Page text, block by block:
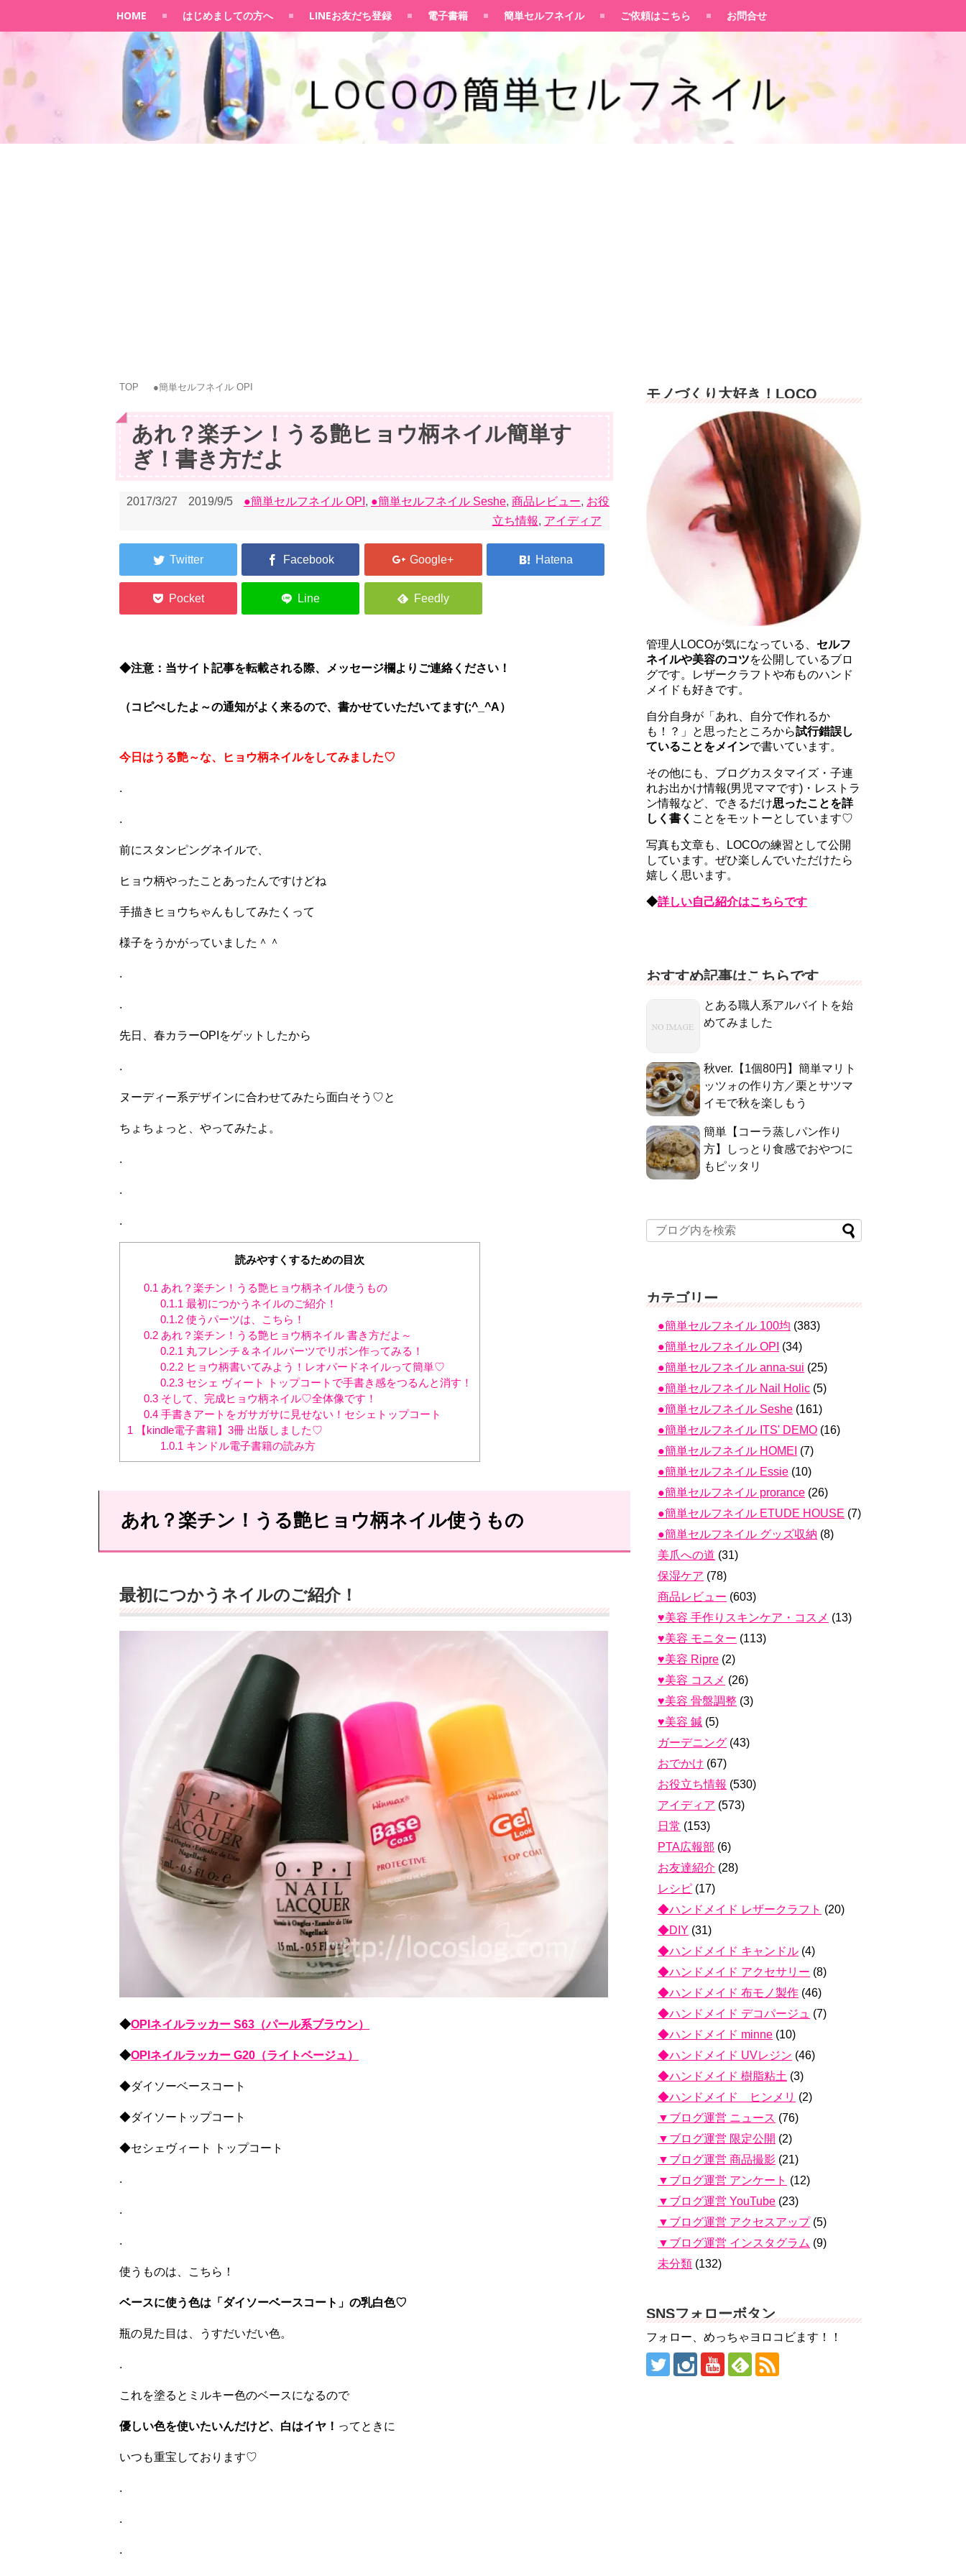
HOME はじめましての方へ LINEお友だち登録 電子書籍 簡単セルフネイル ご依頼はこちら お問合せ
TOP ●簡単セルフネイル OPI
あれ？楽チン！うる艶ヒョウ柄ネイル簡単す
ぎ！書き方だよ
2017/3/27 2019/9/5 ●簡単セルフネイル OPI , ●簡単セルフネイル Seshe, 商品レビュー, お役
立ち情報, アイディア
◆注意：当サイト記事を転載される際、メッセージ欄よりご連絡ください！
（コピぺしたよ～の通知がよく来るので、書かせていただいてます(;^_^A）
今日はうる艶～な、ヒョウ柄ネイルをしてみました♡
.
.
前にスタンピングネイルで、
ヒョウ柄やったことあったんですけどね
手描きヒョウちゃんもしてみたくって
様子をうかがっていました＾＾
.
.
先日、春カラーOPIをゲットしたから
.
ヌーディー系デザインに合わせてみたら面白そう♡と
ちょちょっと、やってみたよ。
.
.
.
読みやすくするための目次
0.1 あれ？楽チン！うる艶ヒョウ柄ネイル使うもの
0.1.1 最初につかうネイルのご紹介！
0.1.2使うパーツは、こちら！
0.2あれ？楽チン！うる艶ヒョウ柄ネイル 書き方だよ～
0.2.1 丸フレンチ＆ネイルパーツでリボン作ってみる！
0.2.2ヒョウ柄書いてみよう！レオパードネイルって簡単♡
0.2.3セシェ ヴィート トップコートで手書き感をつるんと消す！
0.3そして、完成ヒョウ柄ネイル♡全体像です！
0.4手書きアートをガサガサに見せない！セシェトップコート
1 【kindle電子書籍】3冊 出版しました♡
1.0.1 キンドル電子書籍の読み方
あれ？楽チン！うる艶ヒョウ柄ネイル使うもの
最初につかうネイルのご紹介！
◆OPIネイルラッカー S63（パール系ブラウン）
◆OPIネイルラッカー G20（ライトベージュ）
◆ダイソーベースコート
◆ダイソートップコート
◆セシェヴィート トップコート
.
.
.
使うものは、こちら！
ベースに使う色は「ダイソーベースコート」の乳白色♡
瓶の見た目は、うすだいだい色。
.
これを塗るとミルキー色のベースになるので
優しい色を使いたいんだけど、白はイヤ！ ってときに
いつも重宝しております♡
.
.
.
モノづくり大好き！LOCO
管理人LOCOが気になっている、 セルフ
ネイルや美容のコツを公開しているブロ
グです。レザークラフトや布ものハンド
メイドも好きです。
自分自身が「あれ、自分で作れるか
も！？」と思ったところから試行錯誤し
ていることをメインで書いています。
その他にも、ブログカスタマイズ・子連
れお出かけ情報(男児ママです)・レストラ
ン情報など、できるだけ思ったことを詳
しく書く ことをモットーとしています♡
写真も文章も、LOCOの練習として公開
しています。ぜひ楽しんでいただけたら
嬉しく思います。
◆詳しい自己紹介はこちらです
おすすめ記事はこちらです
とある職人系アルバイトを始
めてみました
秋ver.【1個80円】簡単マリト
ッツォの作り方／栗とサツマ
イモで秋を楽しもう
簡単【コーラ蒸しパン作り
方】しっとり食感でおやつに
もピッタリ
カテゴリー
●簡単セルフネイル 100均 (383)
●簡単セルフネイル OPI (34)
●簡単セルフネイル anna-sui (25)
●簡単セルフネイル Nail Holic (5)
●簡単セルフネイル Seshe (161)
●簡単セルフネイル ITS' DEMO (16)
●簡単セルフネイル HOMEI (7)
●簡単セルフネイル Essie (10)
●簡単セルフネイル prorance (26)
●簡単セルフネイル ETUDE HOUSE (7)
●簡単セルフネイル グッズ収納 (8)
美爪への道 (31)
保湿ケア (78)
商品レビュー (603)
♥美容 手作りスキンケア・コスメ (13)
♥美容 モニター (113)
♥美容 Ripre (2)
♥美容 コスメ (26)
♥美容 骨盤調整 (3)
♥美容 鍼 (5)
ガーデニング (43)
おでかけ (67)
お役立ち情報 (530)
アイディア (573)
日常 (153)
PTA広報部 (6)
お友達紹介 (28)
レシピ (17)
◆ハンドメイド レザークラフト (20)
◆DIY (31)
◆ハンドメイド キャンドル (4)
◆ハンドメイド アクセサリー (8)
◆ハンドメイド 布モノ製作 (46)
◆ハンドメイド デコパージュ (7)
◆ハンドメイド minne (10)
◆ハンドメイド UVレジン (46)
◆ハンドメイド 樹脂粘土 (3)
◆ハンドメイド ヒンメリ (2)
▼ブログ運営 ニュース (76)
▼ブログ運営 限定公開 (2)
▼ブログ運営 商品撮影 (21)
▼ブログ運営 アンケート (12)
▼ブログ運営 YouTube (23)
▼ブログ運営 アクセスアップ(5)
▼ブログ運営 インスタグラム (9)
未分類 (132)
SNSフォローボタン
フォロー、めっちゃヨロコビます！！